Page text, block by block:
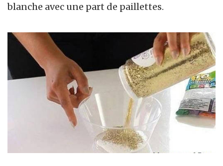
blanche avec une part de paillettes.